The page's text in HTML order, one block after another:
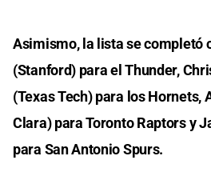
Asimismo, la lista se completó
(Stanford) para el Thunder,
(Texas Tech) para los Hornets,
Clara) para Toronto Raptors y
para San Antonio Spurs.